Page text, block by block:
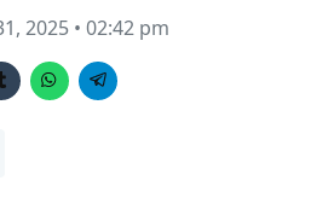
2025 • 02:42 pm